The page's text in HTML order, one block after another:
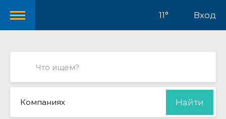
11° Вход
Компаниях Найти